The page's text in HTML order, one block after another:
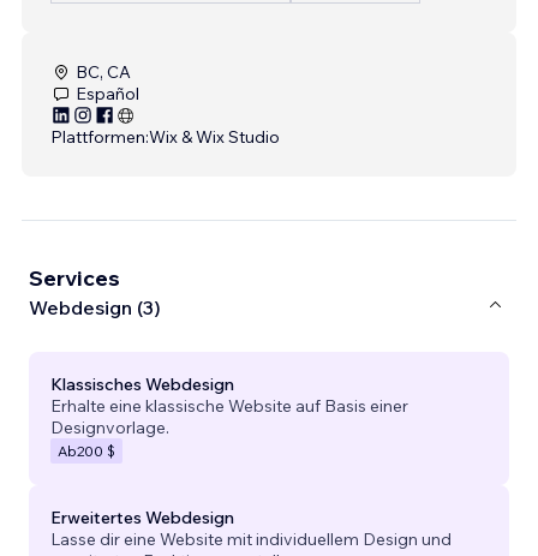
BC, CA
Español
Plattformen:Wix & Wix Studio
Services
Webdesign (3)
Klassisches Webdesign
Erhalte eine klassische Website auf Basis einer
Designvorlage.
Ab200 $
Erweitertes Webdesign
Lasse dir eine Website mit individuellem Design und